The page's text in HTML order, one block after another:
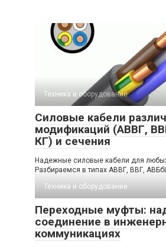
Техника и оборудование
Силовые кабели
модификаций (АВВГ,
КГ) и сечения
Надежные силовые кабели для
Разбираемся в типах АВВГ, ВВГ,
Техника и оборудование
Переходные муфты:
соединение в
коммуникациях